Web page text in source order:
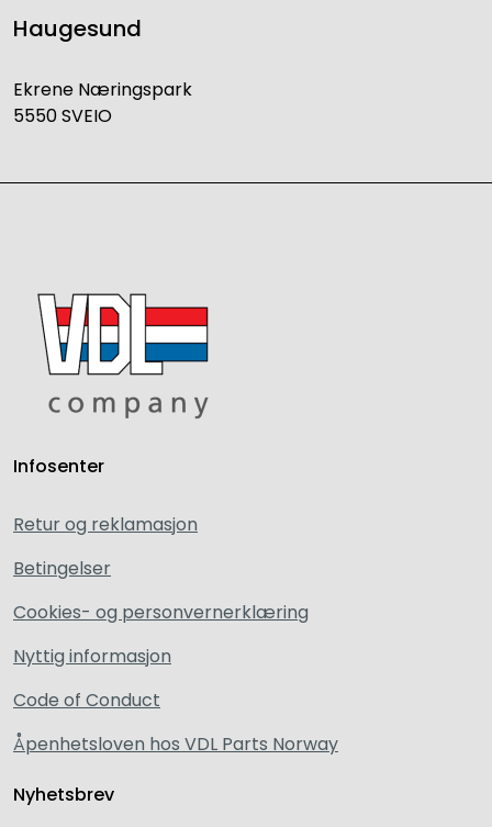
Haugesund
Ekrene Næringspark
5550 SVEIO
Infosenter
Retur og reklamasjon
Betingelser
Cookies- og personvernerklæring
Nyttig informasjon
Code of Conduct
Åpenhetsloven hos VDL Parts Norway
Nyhetsbrev